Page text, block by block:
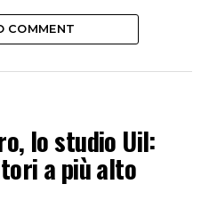
COMMENT
lo studio Uil:
a più alto